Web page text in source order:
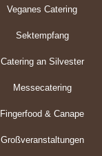
Veganes Catering
Sektempfang
Catering an Silvester
Messecatering
Fingerfood & Canape
Großveranstaltungen